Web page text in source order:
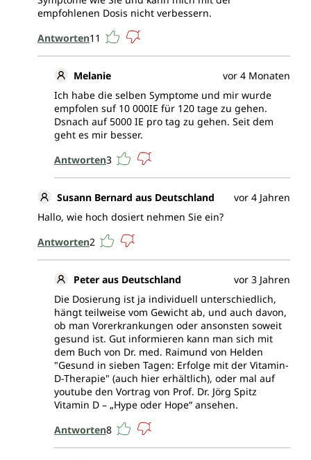
empfohlenen Dosis nicht verbessern.
Antworten11
Melanie
vor 4 Monaten
Ich habe die selben Symptome und mir wurde
empfolen suf 10 000IE für 120 tage zu gehen.
Dsnach auf 5000 IE pro tag zu gehen. Seit dem
geht es mir besser.
Antworten3
Susann Bernard aus Deutschland
vor 4 Jahren
Hallo, wie hoch dosiert nehmen Sie ein?
Antworten2
Peter aus Deutschland
vor 3 Jahren
Die Dosierung ist ja individuell unterschiedlich,
hängt teilweise vom Gewicht ab, und auch davon,
ob man Vorerkrankungen oder ansonsten soweit
gesund ist. Gut informieren kann man sich mit
dem Buch von Dr. med. Raimund von Helden
"Gesund in sieben Tagen: Erfolge mit der Vitamin-
D-Therapie" (auch hier erhältlich), oder mal auf
youtube den Vortrag von Prof. Dr. Jörg Spitz
Vitamin D – „Hype oder Hope“ ansehen.
Antworten8